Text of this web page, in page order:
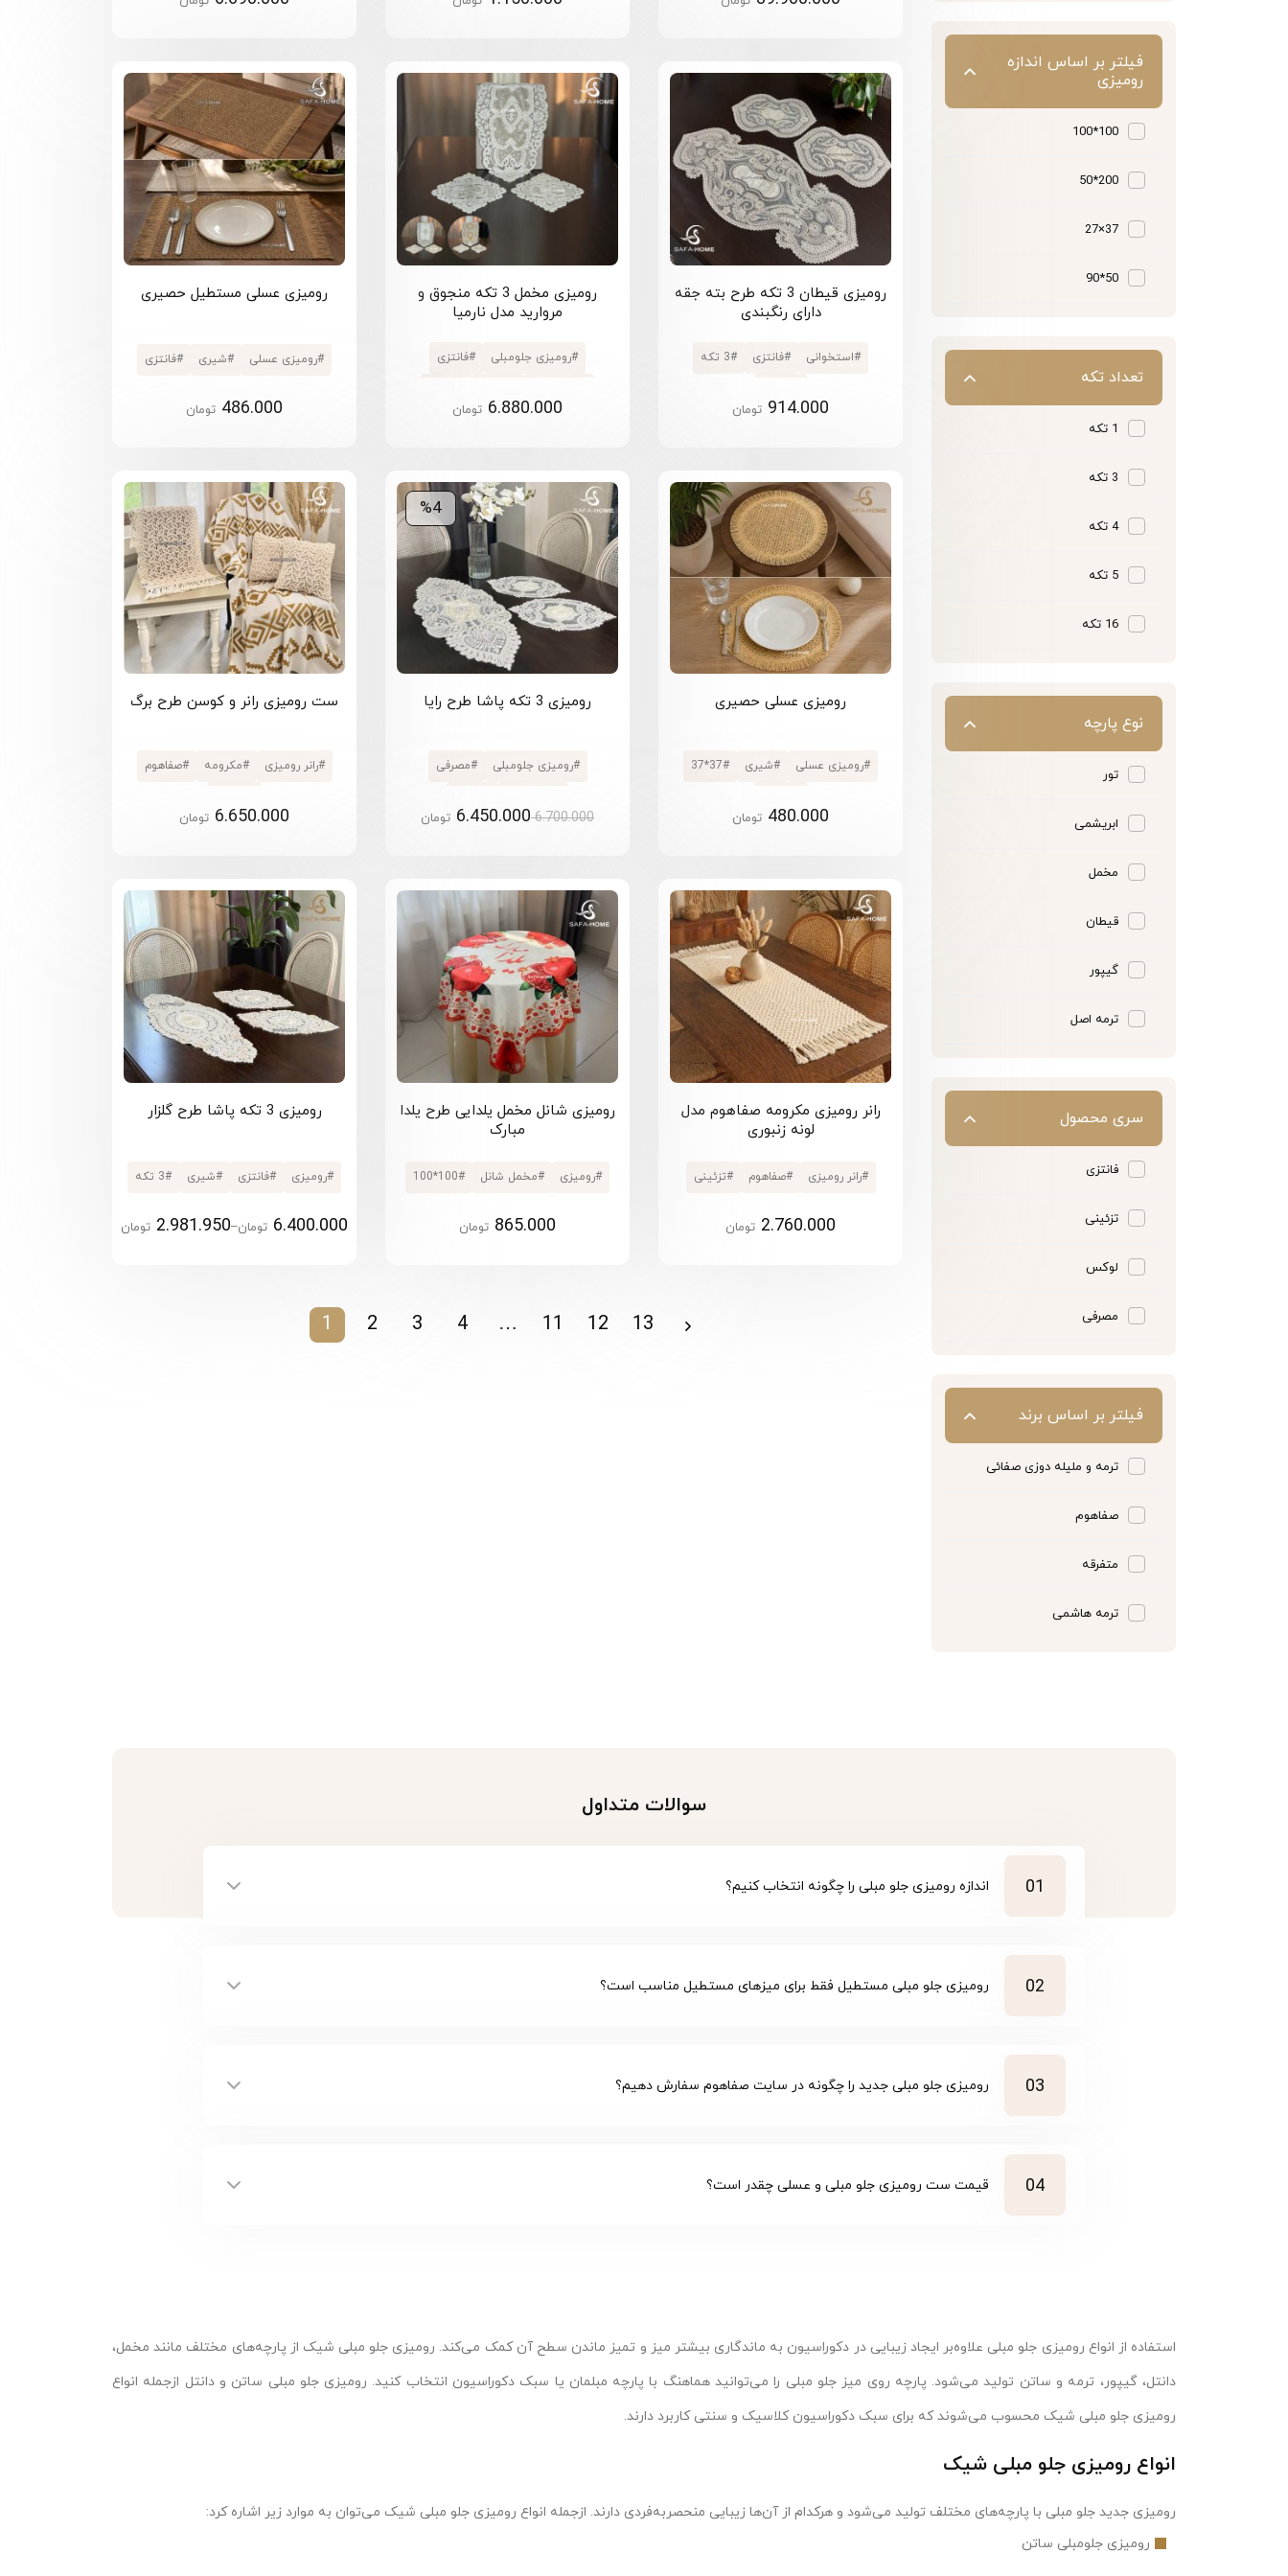
فیلتر بر اساس اندازه
رومیزی
100*100
200*50
37×27
50*90
تعداد تکه
1 تکه
3 تکه
4 تکه
5 تکه
16 تکه
نوع پارچه
تور
ابریشمی
مخمل
قیطان
گیپور
ترمه اصل
سری محصول
فانتزی
تزئینی
لوکس
مصرفی
فیلتر بر اساس برند
ترمه و ملیله دوزی صفائی
صفاهوم
متفرقه
ترمه هاشمی
# مخمل تور
رومیزی قیطان 3 تکه طرح بته جقه
دارای رنگبندی
#استخوانی #فانتزی #3 تکه
914.000 تومان
رومیزی مخمل 3 تکه منجوق و
مروارید مدل نارمیا
#رومیزی جلومبلی #فانتزی
6.880.000 تومان
رومیزی عسلی مستطیل حصیری
#رومیزی عسلی #شیری #فانتزی
486.000 تومان
رومیزی عسلی حصیری
#رومیزی عسلی #شیری #
37*37
480.000 تومان
%4
رومیزی 3 تکه پاشا طرح رایا
#رومیزی جلومبلی #مصرفی
6.700.000
قیمت اصلی: 6.700.000 تومان بود.
6.450.000 تومان
قیمت فعلی: 6.450.000 تومان.
ست رومیزی رانر و کوسن طرح برگ
#رانر رومیزی #مکرومه #صفاهوم
6.650.000 تومان
رانر رومیزی مکرومه صفاهوم مدل
لونه زنبوری
#رانر رومیزی #صفاهوم #تزئینی
2.760.000 تومان
رومیزی شانل مخمل یلدایی طرح یلدا
مبارک
#رومیزی #مخمل شانل #
100*100
865.000 تومان
رومیزی 3 تکه پاشا طرح گلزار
#رومیزی #فانتزی #شیری #3 تکه
6.400.000 تومان–
2.981.950 تومان
Price range: 2.981.950 تومان through 6.400.000 تومان
1 2 3 4 … 11 12 13
سوالات متداول
01 اندازه رومیزی جلو مبلی را چگونه انتخاب کنیم؟
02 رومیزی جلو مبلی مستطیل فقط برای میزهای مستطیل مناسب است؟
03 رومیزی جلو مبلی جدید را چگونه در سایت صفاهوم سفارش دهیم؟
04 قیمت ست رومیزی جلو مبلی و عسلی چقدر است؟
استفاده از انواع رومیزی جلو مبلی علاوه‌بر ایجاد زیبایی در دکوراسیون به ماندگاری بیشتر میز و تمیز ماندن سطح آن کمک می‌کند. رومیزی جلو مبلی شیک از پارچه‌های مختلف مانند مخمل،
دانتل، گیپور، ترمه و ساتن تولید می‌شود. پارچه روی میز جلو مبلی را می‌توانید هماهنگ با پارچه مبلمان یا سبک دکوراسیون انتخاب کنید. رومیزی جلو مبلی ساتن و دانتل ازجمله انواع
رومیزی جلو مبلی شیک محسوب می‌شوند که برای سبک دکوراسیون کلاسیک و سنتی کاربرد دارند.
انواع رومیزی جلو مبلی شیک
رومیزی جدید جلو مبلی با پارچه‌های مختلف تولید می‌شود و هرکدام از آن‌ها زیبایی منحصربه‌فردی دارند. ازجمله انواع رومیزی جلو مبلی شیک می‌توان به موارد زیر اشاره کرد:
رومیزی جلومبلی ساتن